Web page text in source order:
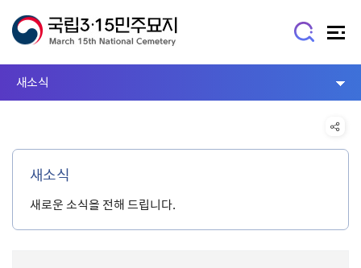
새소식
새소식
새로운 소식을 전해 드립니다.